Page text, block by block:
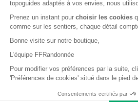
FFRandonnée
Mon GR
Faire un don
Bénévoles
Formation
Copyright © 2026 Fédération Française de
topoguides adaptés à vos envies, nous
Prenez un instant pour choisir les cookies
comme sur les sentiers, chaque détail
Bonne visite sur notre boutique,
L'équipe FFRandonnée
Pour modifier vos préférences par la suite,
'Préférences de cookies' situé dans le pied
Consentements certifiés par